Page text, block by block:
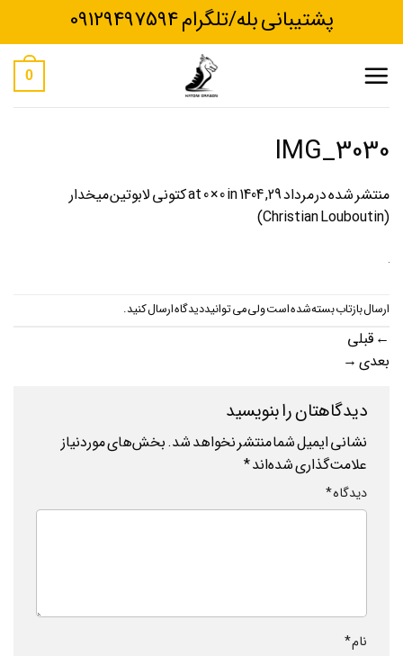
پشتیبانی بله/تلگرام 09129497594
0
IMG_3030
منتشر شده درمرداد 29, 1404 0 × 0in
کتونی لابوتین میخدار
(Christian Louboutin)
ارسال بازتاب بسته شده است ولی می توانیددیدگاه ارسال کنید.
← قبلی
بعدی →
دیدگاهتان را بنویسید
نشانی ایمیل شما منتشر نخواهد شد.بخش‌های موردنیاز
علامت‌گذاری شده‌اند*
دیدگاه*
نام*